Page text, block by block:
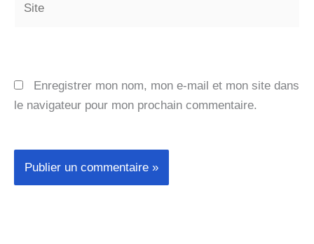
Enregistrer mon nom, mon e-mail et mon site dans
le navigateur pour mon prochain commentaire.